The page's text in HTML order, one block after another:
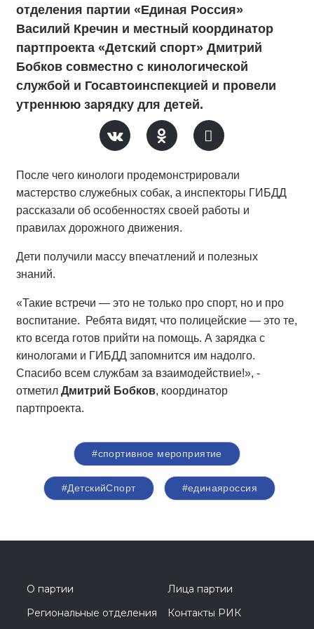
отделения партии «Единая Россия»
Василий Кречин и местный координатор
партпроекта «Детский спорт» Дмитрий
Бобков совместно с кинологической
службой и Госавтоинспекцией и провели
утреннюю зарядку для детей.
После чего кинологи продемонстрировали
мастерство служебных собак, а инспекторы ГИБДД
рассказали об особенностях своей работы и
правилах дорожного движения.
Дети получили массу впечатлений и полезных
знаний.
«Такие встречи — это не только про спорт, но и про
воспитание. Ребята видят, что полицейские — это те,
кто всегда готов прийти на помощь. А зарядка с
кинологами и ГИБДД запомнится им надолго.
Спасибо всем службам за взаимодействие!», -
отметил Дмитрий Бобков, координатор
партпроекта.
#спортивное мероприятие
#ДетскийСпорт #единаяроссия
О партии
Лица партии
Региональные отделения
Контакты РИК